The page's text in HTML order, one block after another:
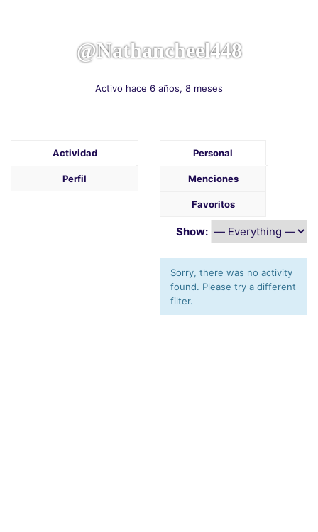
@nathancheel448
Activo hace 6 años, 8 meses
Actividad
Perfil
Personal
Menciones
Favoritos
Show:
Sorry, there was no activity
found. Please try a different
filter.